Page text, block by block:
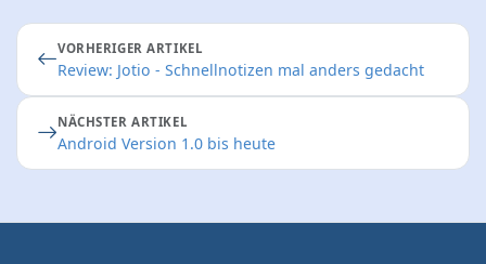
VORHERIGER ARTIKEL
Review: Jotio - Schnellnotizen mal anders gedacht
NÄCHSTER ARTIKEL
Android Version 1.0 bis heute